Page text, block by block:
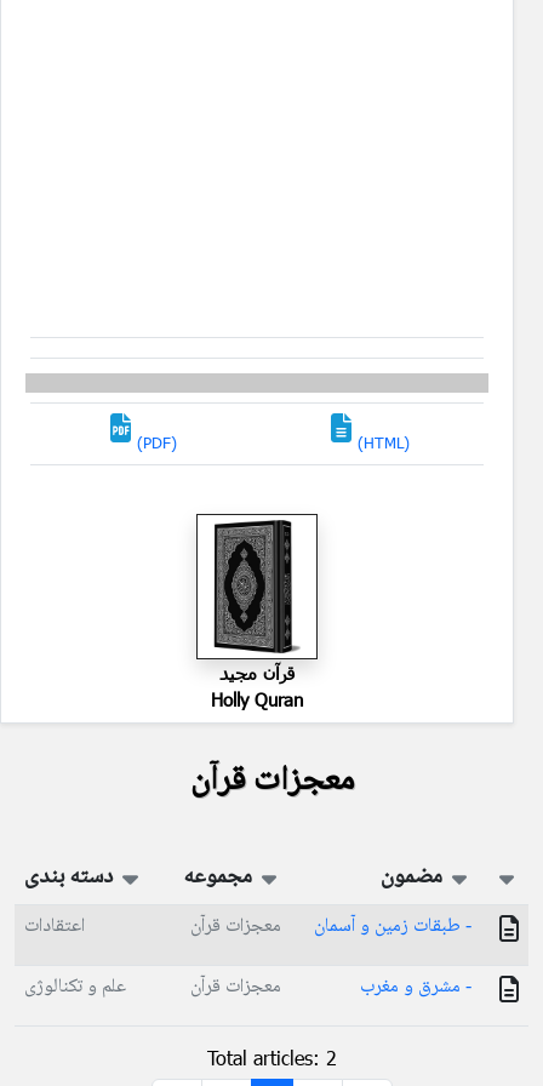
(PDF) (HTML)
قرآن مجید
Holly Quran
معجزات قرآن
مضمون مجموعه دسته بندی
- طبقات زمین و آسمان معجزات قرآن
اعتقادات
- مشرق و مغرب
معجزات قرآن علم و تکنالوژی
Total articles: 2